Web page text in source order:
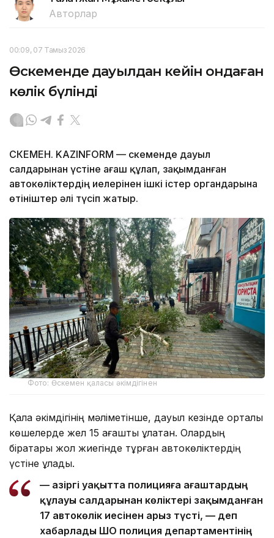
Авторлар
00:09, 07 Тамыз 2026
Өскеменде дауылдан кейін ондаған
көлік бүлінді
ӨСКЕМЕН. KAZINFORM — Өскеменде дауыл
салдарынан үстіне ағаш құлап, зақымданған
автокөліктердің иелерінен ішкі істер органдарына
өтініштер әлі түсіп жатыр.
Фото: Өскемен қаласы әкімдігінен
Қала әкімдігінің мәліметінше, дауыл кезінде орталық
көшелерде жел 15 ағашты құлатқан. Олардың
бірқатары жол жиегінде тұрған автокөліктердің
үстіне құлады.
— Қазіргі уақытта полицияға ағаштардың
құлауы салдарынан көліктері зақымданған
17 автокөлік иесінен арыз түсті, — деп
хабарлады ШҚО полиция департаментінің